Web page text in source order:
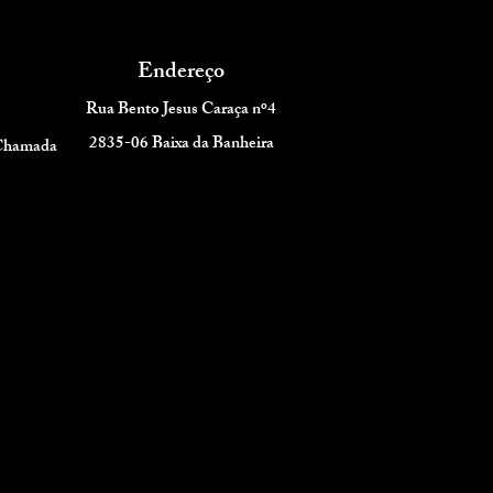
Endereço
Rua Bento Jesus Caraça nº4
2835-06 Baixa da Banheira